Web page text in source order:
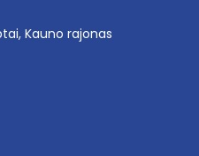
Kauno rajonas